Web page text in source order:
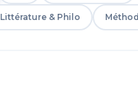
Littérature & Philo